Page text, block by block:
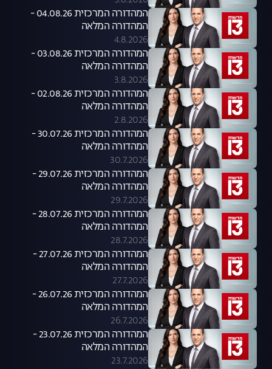
המהדורה המרכזית 04.08.26 -
המהדורה המלאה
4.8.2026
המהדורה המרכזית 03.08.26 -
המהדורה המלאה
3.8.2026
המהדורה המרכזית 02.08.26 -
המהדורה המלאה
2.8.2026
המהדורה המרכזית 30.07.26 -
המהדורה המלאה
30.7.2026
המהדורה המרכזית 29.07.26 -
המהדורה המלאה
29.7.2026
המהדורה המרכזית 28.07.26 -
המהדורה המלאה
28.7.2026
המהדורה המרכזית 27.07.26 -
המהדורה המלאה
27.7.2026
המהדורה המרכזית 26.07.26 -
המהדורה המלאה
26.7.2026
המהדורה המרכזית 23.07.26 -
המהדורה המלאה
23.7.2026